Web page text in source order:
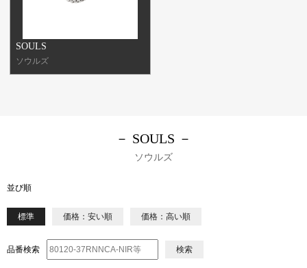
SOULS
ソウルズ
－ SOULS －
ソウルズ
並び順
標準 価格：安い順 価格：高い順
品番検索 検索